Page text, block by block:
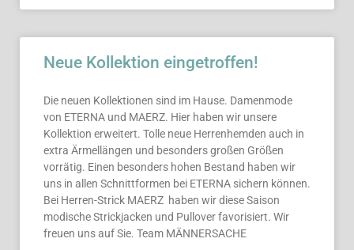
Neue Kollektion eingetroffen!
Die neuen Kollektionen sind im Hause. Damenmode
von ETERNA und MAERZ. Hier haben wir unsere
Kollektion erweitert. Tolle neue Herrenhemden auch in
extra Ärmellängen und besonders großen Größen
vorrätig. Einen besonders hohen Bestand haben wir
uns in allen Schnittformen bei ETERNA sichern können.
Bei Herren-Strick MAERZ haben wir diese Saison
modische Strickjacken und Pullover favorisiert. Wir
freuen uns auf Sie. Team MÄNNERSACHE